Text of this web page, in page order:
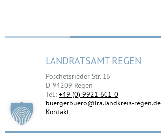
LANDRATSAMT REGEN
Poschetsrieder Str. 16
D-94209 Regen
Tel.: +49 (0) 9921 601-0
buergerbuero@lra.landkreis-regen.de
Kontakt